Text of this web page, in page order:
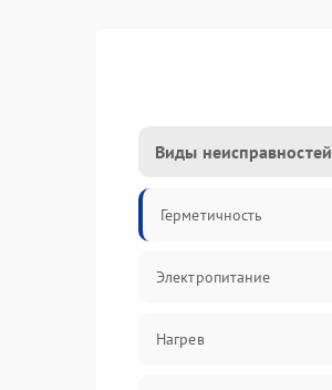
Виды неисправностей
Герметичность
Электропитание
Нагрев